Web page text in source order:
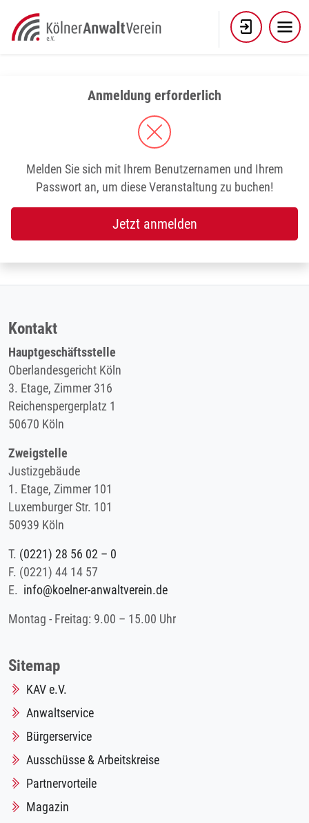
content
Anmeldung erforderlich
Melden Sie sich mit Ihrem Benutzernamen und Ihrem
Passwort an, um diese Veranstaltung zu buchen!
Jetzt anmelden
Kontakt
Hauptgeschäftsstelle
Oberlandesgericht Köln
3. Etage, Zimmer 316
Reichenspergerplatz 1
50670 Köln
Zweigstelle
Justizgebäude
1. Etage, Zimmer 101
Luxemburger Str. 101
50939 Köln
T. (0221) 28 56 02 – 0
F. (0221) 44 14 57
E. info@koelner-anwaltverein.de
Montag - Freitag: 9.00 – 15.00 Uhr
Sitemap
KAV e.V.
Anwaltservice
Bürgerservice
Ausschüsse & Arbeitskreise
Partnervorteile
Magazin